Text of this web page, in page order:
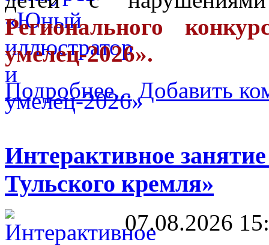
Регионального
умелец-2026».
Подробнее... Добавить
Интерактивное
Тульского кремля»
07.08.2026